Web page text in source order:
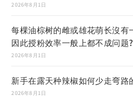
2026年8月1日
每棵油棕树的雌或雄花萌长沒有
因此授粉效率一般上都不成问题?
2026年8月1日
新手在露天种辣椒如何少走弯路
2026年8月1日